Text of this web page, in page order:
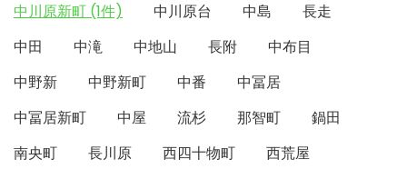
中川原新町 (1件)
中川原台 中島
長走
中田
中滝 中地山 長附
中布目
中野新
中野新町 中番
中冨居
中冨居新町
中屋 流杉 那智町
鍋田
南央町
長川原 西四十物町
西荒屋